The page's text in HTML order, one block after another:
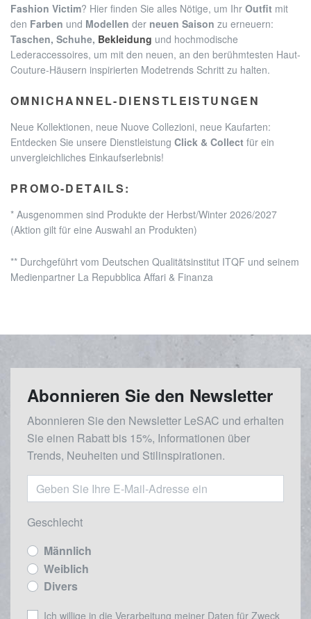
Fashion Victim? Hier finden Sie alles Nötige, um Ihr Outfit mit
den Farben und Modellen der neuen Saison zu erneuern:
Taschen, Schuhe, Bekleidung und hochmodische
Lederaccessoires, um mit den neuen, an den berühmtesten Haut-
Couture-Häusern inspirierten Modetrends Schritt zu halten.
OMNICHANNEL-DIENSTLEISTUNGEN
Neue Kollektionen, neue Nuove Collezioni, neue Kaufarten:
Entdecken Sie unsere Dienstleistung Click & Collect für ein
unvergleichliches Einkaufserlebnis!
PROMO-DETAILS:
* Ausgenommen sind Produkte der Herbst/Winter 2026/2027
(Aktion gilt für eine Auswahl an Produkten)
** Durchgeführt vom Deutschen Qualitätsinstitut ITQF und seinem
Medienpartner La Repubblica Affari & Finanza
Abonnieren Sie den Newsletter
Abonnieren Sie den Newsletter LeSAC und erhalten
Sie einen Rabatt bis 15%, Informationen über
Trends, Neuheiten und Stilinspirationen.
Geschlecht
Männlich
Weiblich
Divers
Ich willige in die Verarbeitung meiner Daten für Zweck